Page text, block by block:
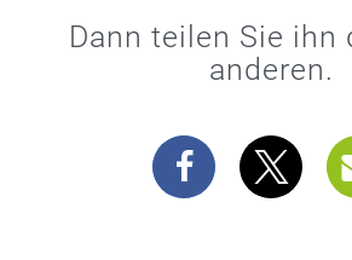
Dann teilen Sie ihn
anderen.